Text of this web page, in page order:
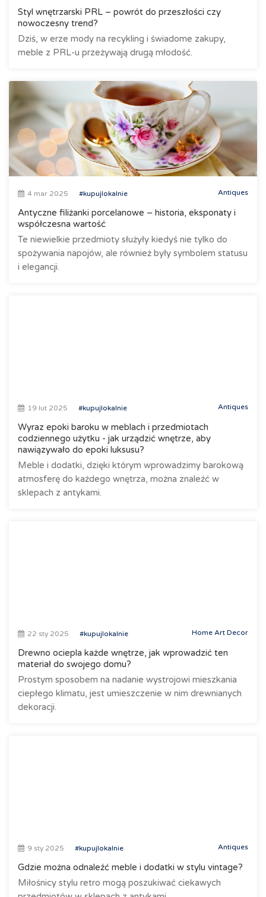
Styl wnętrzarski PRL – powrót do przeszłości czy
nowoczesny trend?
Dziś, w erze mody na recykling i świadome zakupy,
meble z PRL-u przeżywają drugą młodość.
4 mar 2025 #kupujlokalnie Antiques
Antyczne filiżanki porcelanowe – historia, eksponaty i
współczesna wartość
Te niewielkie przedmioty służyły kiedyś nie tylko do
spożywania napojów, ale również były symbolem statusu
i elegancji.
19 lut 2025 #kupujlokalnie Antiques
Wyraz epoki baroku w meblach i przedmiotach
codziennego użytku - jak urządzić wnętrze, aby
nawiązywało do epoki luksusu?
Meble i dodatki, dzięki którym wprowadzimy barokową
atmosferę do każdego wnętrza, można znaleźć w
sklepach z antykami.
22 sty 2025 #kupujlokalnie Home Art Decor
Drewno ociepla każde wnętrze, jak wprowadzić ten
materiał do swojego domu?
Prostym sposobem na nadanie wystrojowi mieszkania
ciepłego klimatu, jest umieszczenie w nim drewnianych
dekoracji.
9 sty 2025 #kupujlokalnie Antiques
Gdzie można odnaleźć meble i dodatki w stylu vintage?
Miłośnicy stylu retro mogą poszukiwać ciekawych